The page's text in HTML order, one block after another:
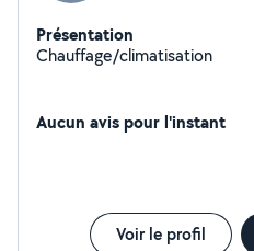
Présentation
Chauffage/climatisation
Aucun avis pour l'instant
Voir le profil